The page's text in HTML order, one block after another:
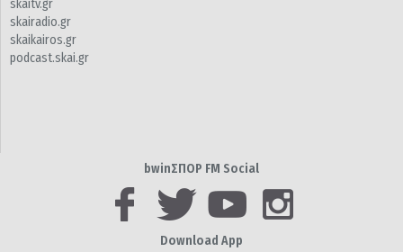
skaitv.gr
skairadio.gr
skaikairos.gr
podcast.skai.gr
bwinΣΠΟΡ FM Social
Download App